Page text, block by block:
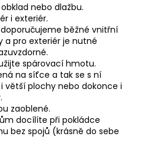
nebo dlažbu.
i exteriér.
běžné vnitřní
a pro exteriér je nutné
spárovací hmotu.
na síťce a tak se s ní
větší plochy nebo dokonce i
zaoblené.
docílíte při pokládce
bez spojů (krásně do sebe